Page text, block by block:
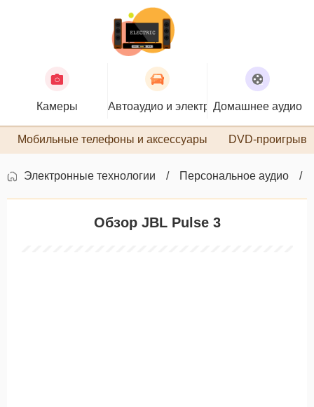
Камеры Автоаудио и электроникаДомашнее аудио
Мобильные телефоны и аксессуары DVD-
Электронные технологии Персональное аудио
Обзор JBL Pulse 3